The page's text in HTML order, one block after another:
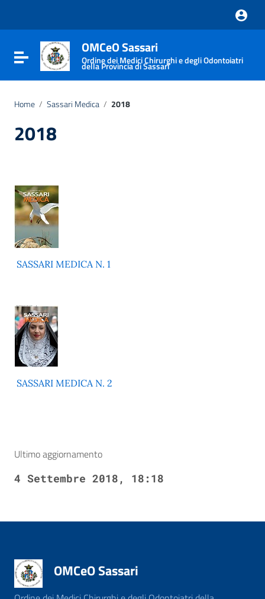
Vai al footer
Attiva / disattiva la navigazione
OMCeO Sassari
Ordine dei Medici Chirurghi e degli Odontoiatri
della Provincia di Sassari
Home / Sassari Medica / 2018
2018
SASSARI MEDICA N. 1
SASSARI MEDICA N. 2
Ultimo aggiornamento
4 Settembre 2018, 18:18
OMCeO Sassari